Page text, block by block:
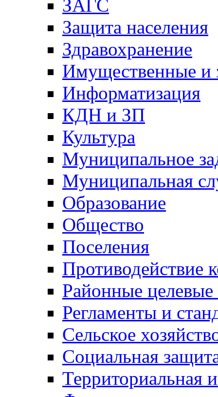
ЗАГС
Защита населения
Здравохранение
Имущественные и
Информатизация
КДН и ЗП
Культура
Муниципальное
Муниципальная
Образование
Общество
Поселения
Противодействие
Районные
Регламенты и
Сельское
Социальная
Территориальная